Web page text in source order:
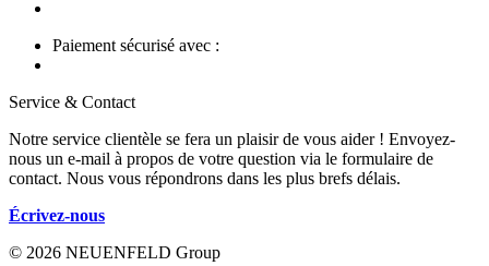
Paiement sécurisé avec :
Service & Contact
Notre service clientèle se fera un plaisir de vous aider ! Envoyez-
nous un e-mail à propos de votre question via le formulaire de
contact. Nous vous répondrons dans les plus brefs délais.
Écrivez-nous
© 2026 NEUENFELD Group